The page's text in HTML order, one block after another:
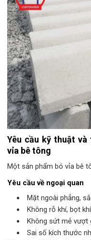
Yêu cầu kỹ thuật
vỉa bê tông
Một sản phẩm bó vỉa bê
Yêu cầu về ngoại quan
Mặt ngoài phẳng,
Không rỗ khí, bọt khí
Không sứt mẻ vượt
Sai số kích thước